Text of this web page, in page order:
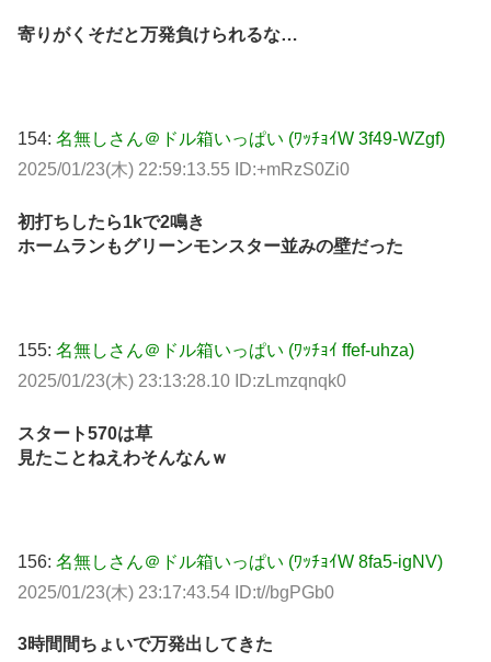
寄りがくそだと万発負けられるな…
154: 名無しさん＠ドル箱いっぱい (ﾜｯﾁｮｲW 3f49-WZgf)
2025/01/23(木) 22:59:13.55 ID:+mRzS0Zi0
初打ちしたら1kで2鳴き
ホームランもグリーンモンスター並みの壁だった
155: 名無しさん＠ドル箱いっぱい (ﾜｯﾁｮｲ ffef-uhza)
2025/01/23(木) 23:13:28.10 ID:zLmzqnqk0
スタート570は草
見たことねえわそんなんｗ
156: 名無しさん＠ドル箱いっぱい (ﾜｯﾁｮｲW 8fa5-igNV)
2025/01/23(木) 23:17:43.54 ID:t//bgPGb0
3時間間ちょいで万発出してきた